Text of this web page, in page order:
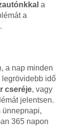
a
a
a nap minden
legrövidebb idő
cseréje, vagy
jelentsen.
ünnepnapi,
365 napon